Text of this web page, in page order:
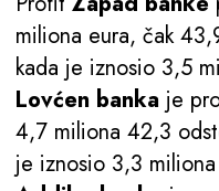
miliona eura, čak
kada je iznosio 3,5
Lovćen banka je
4,7 miliona 42,3
je iznosio 3,3